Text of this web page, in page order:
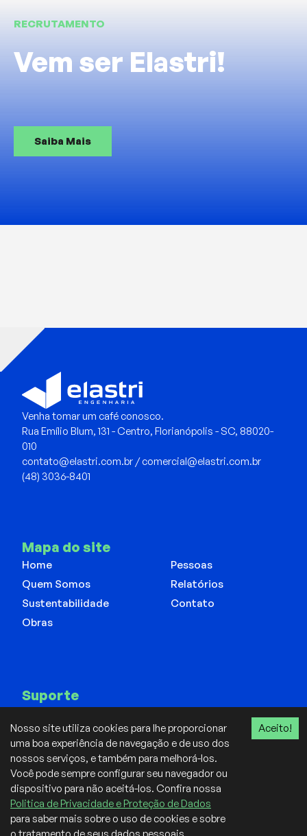
Nosso site utiliza cookies para lhe proporcionar
uma boa experiência de navegação e de uso dos
nossos serviços, e também para melhorá-los.
Você pode sempre configurar seu navegador ou
dispositivo para não aceitá-los. Confira nossa
Politica de Privacidade e Proteção de Dados
para saber mais sobre o uso de cookies e sobre
Aceito!
RECRUTAMENTO
Vem ser Elastri!
Saiba Mais
Venha tomar um café conosco.
Rua Emílio Blum, 131 - Centro, Florianópolis - SC, 88020-
010
contato@elastri.com.br / comercial@elastri.com.br
(48) 3036-8401
Mapa do site
Home
Quem Somos
Sustentabilidade
Obras
Pessoas
Relatórios
Contato
Suporte
Política de Privacidade
2026Elastri. Todos os direitos reservados.